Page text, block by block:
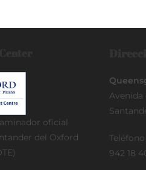
oficial
del Oxford
Avenida
942 18